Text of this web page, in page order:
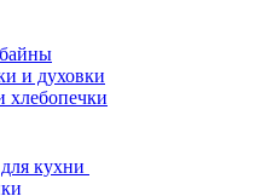
и духовки
хлебопечки
кухни